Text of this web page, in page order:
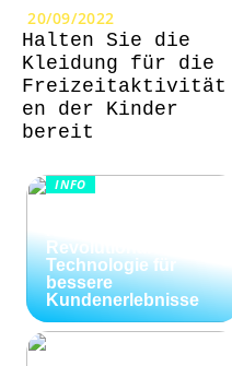
20/09/2022
Halten Sie die
Kleidung für die
Freizeitaktivität
en der Kinder
bereit
INFO
Revolutionäre
Technologie für
bessere
Kundenerlebnisse